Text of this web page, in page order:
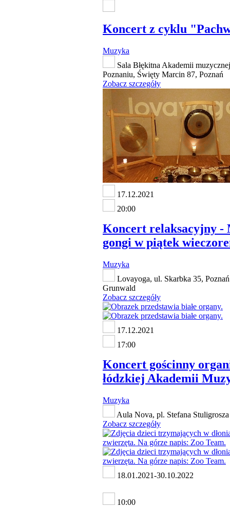
Koncert z cyklu
Muzyka
Sala Błękitna Akademii
Poznaniu, Święty Marcin 87, Poznań
Zobacz szczegóły
17.12.2021
20:00
Koncert relaksacyjny -
gongi w piątek
Muzyka
Lovayoga, ul. Skarbka 35,
Grunwald
Zobacz szczegóły
17.12.2021
17:00
Koncert gościnny
łódzkiej Akademii
Muzyka
Aula Nova, pl. Stefana
Zobacz szczegóły
18.01.2021-30.10.2022
10:00